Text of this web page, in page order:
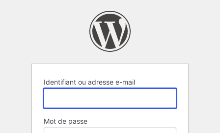
Identifiant ou adresse e-mail
Mot de passe